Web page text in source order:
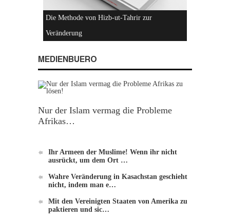
Hizb-ut-Tahrir
Einführung zu Hizb-ut-Tahrir
MEDIENBUERO
Nur der Islam vermag die Probleme
Afrikas…
Ihr Armeen der Muslime! Wenn ihr nicht
ausrückt, um dem Ort …
Wahre Veränderung in Kasachstan geschieht
nicht, indem man e…
Mit den Vereinigten Staaten von Amerika zu
paktieren und sic…